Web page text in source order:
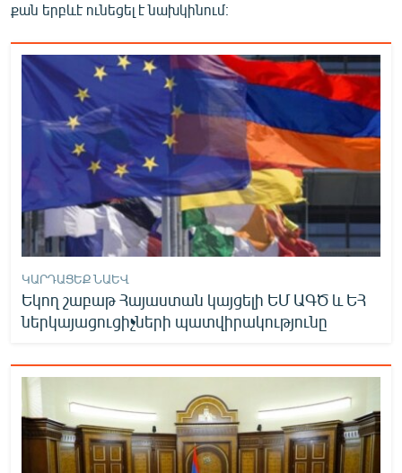
քան երբևէ ունեցել է նախկինում։
ԿԱՐԴԱՑԵՔ ՆԱԵՎ
Եկող շաբաթ Հայաստան կայցելի ԵՄ ԱԳԾ և ԵՀ
ներկայացուցիչների պատվիրակությունը